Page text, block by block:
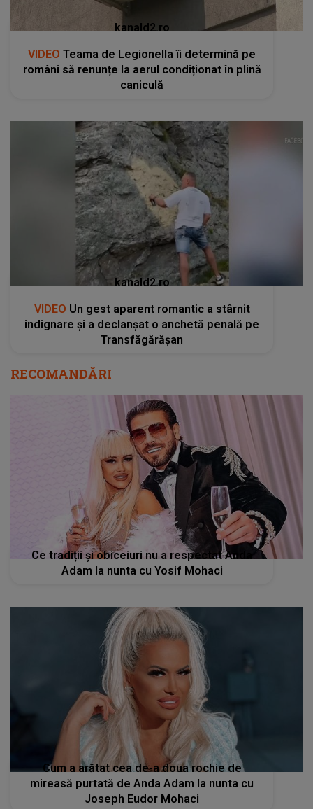
kanald2.ro
VIDEO Teama de Legionella îi determină pe
români să renunțe la aerul condiționat în plină
caniculă
kanald2.ro
VIDEO Un gest aparent romantic a stârnit
indignare și a declanșat o anchetă penală pe
Transfăgărășan
RECOMANDĂRI
Ce tradiții și obiceiuri nu a respectat Anda
Adam la nunta cu Yosif Mohaci
Cum a arătat cea de-a doua rochie de
mireasă purtată de Anda Adam la nunta cu
Joseph Eudor Mohaci